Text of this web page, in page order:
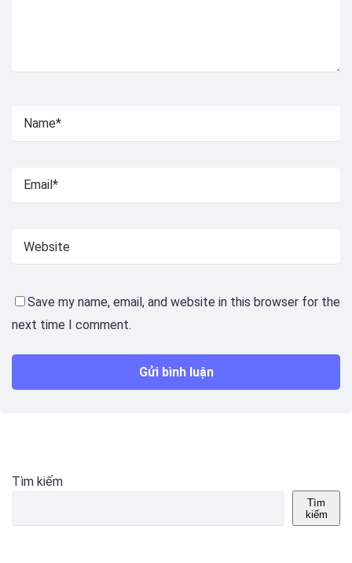
Save my name, email, and website in this browser for the
next time I comment.
Tìm kiếm
Tìm
kiếm